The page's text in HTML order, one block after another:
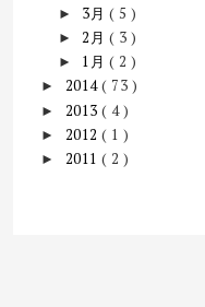
► 3月 ( 5 )
► 2月 ( 3 )
► 1月 ( 2 )
► 2014( 73 )
► 2013 ( 4 )
► 2012 ( 1 )
► 2011 ( 2 )